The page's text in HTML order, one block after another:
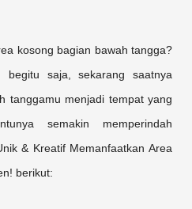
kosong bagian bawah tangga?
begitu saja, sekarang saatnya
tanggamu menjadi tempat yang
semakin memperindah
& Kreatif Memanfaatkan Area
berikut: